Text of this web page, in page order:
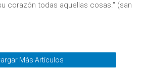
corazón todas aquellas cosas." (san
Más Artículos